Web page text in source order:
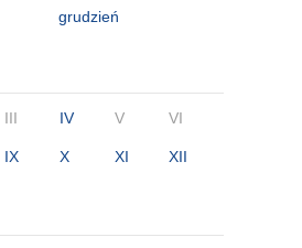
grudzień
III IV V VI
IX X XI XII